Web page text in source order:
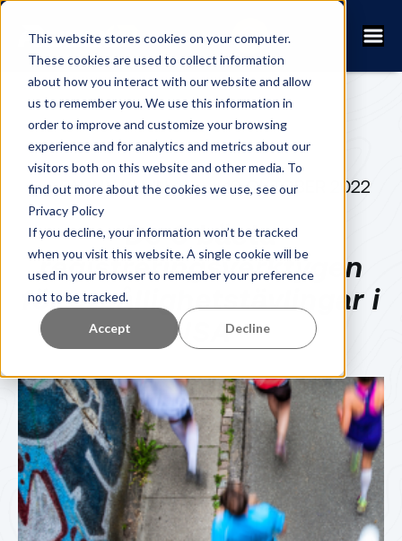
This website stores cookies on your computer.
These cookies are used to collect information
about how you interact with our website and allow
us to remember you. We use this information in
order to improve and customize your browsing
experience and for analytics and metrics about our
visitors both on this website and other media. To
find out more about the cookies we use, see our
Privacy Policy
If you decline, your information won’t be tracked
when you visit this website. A single cookie will be
used in your browser to remember your preference
not to be tracked.
Accept Decline
FANNY KUHN 19 OKTOBER 2022
De 6 bästa
registreringsverktygen
för uthållighetstävlingar i
USA